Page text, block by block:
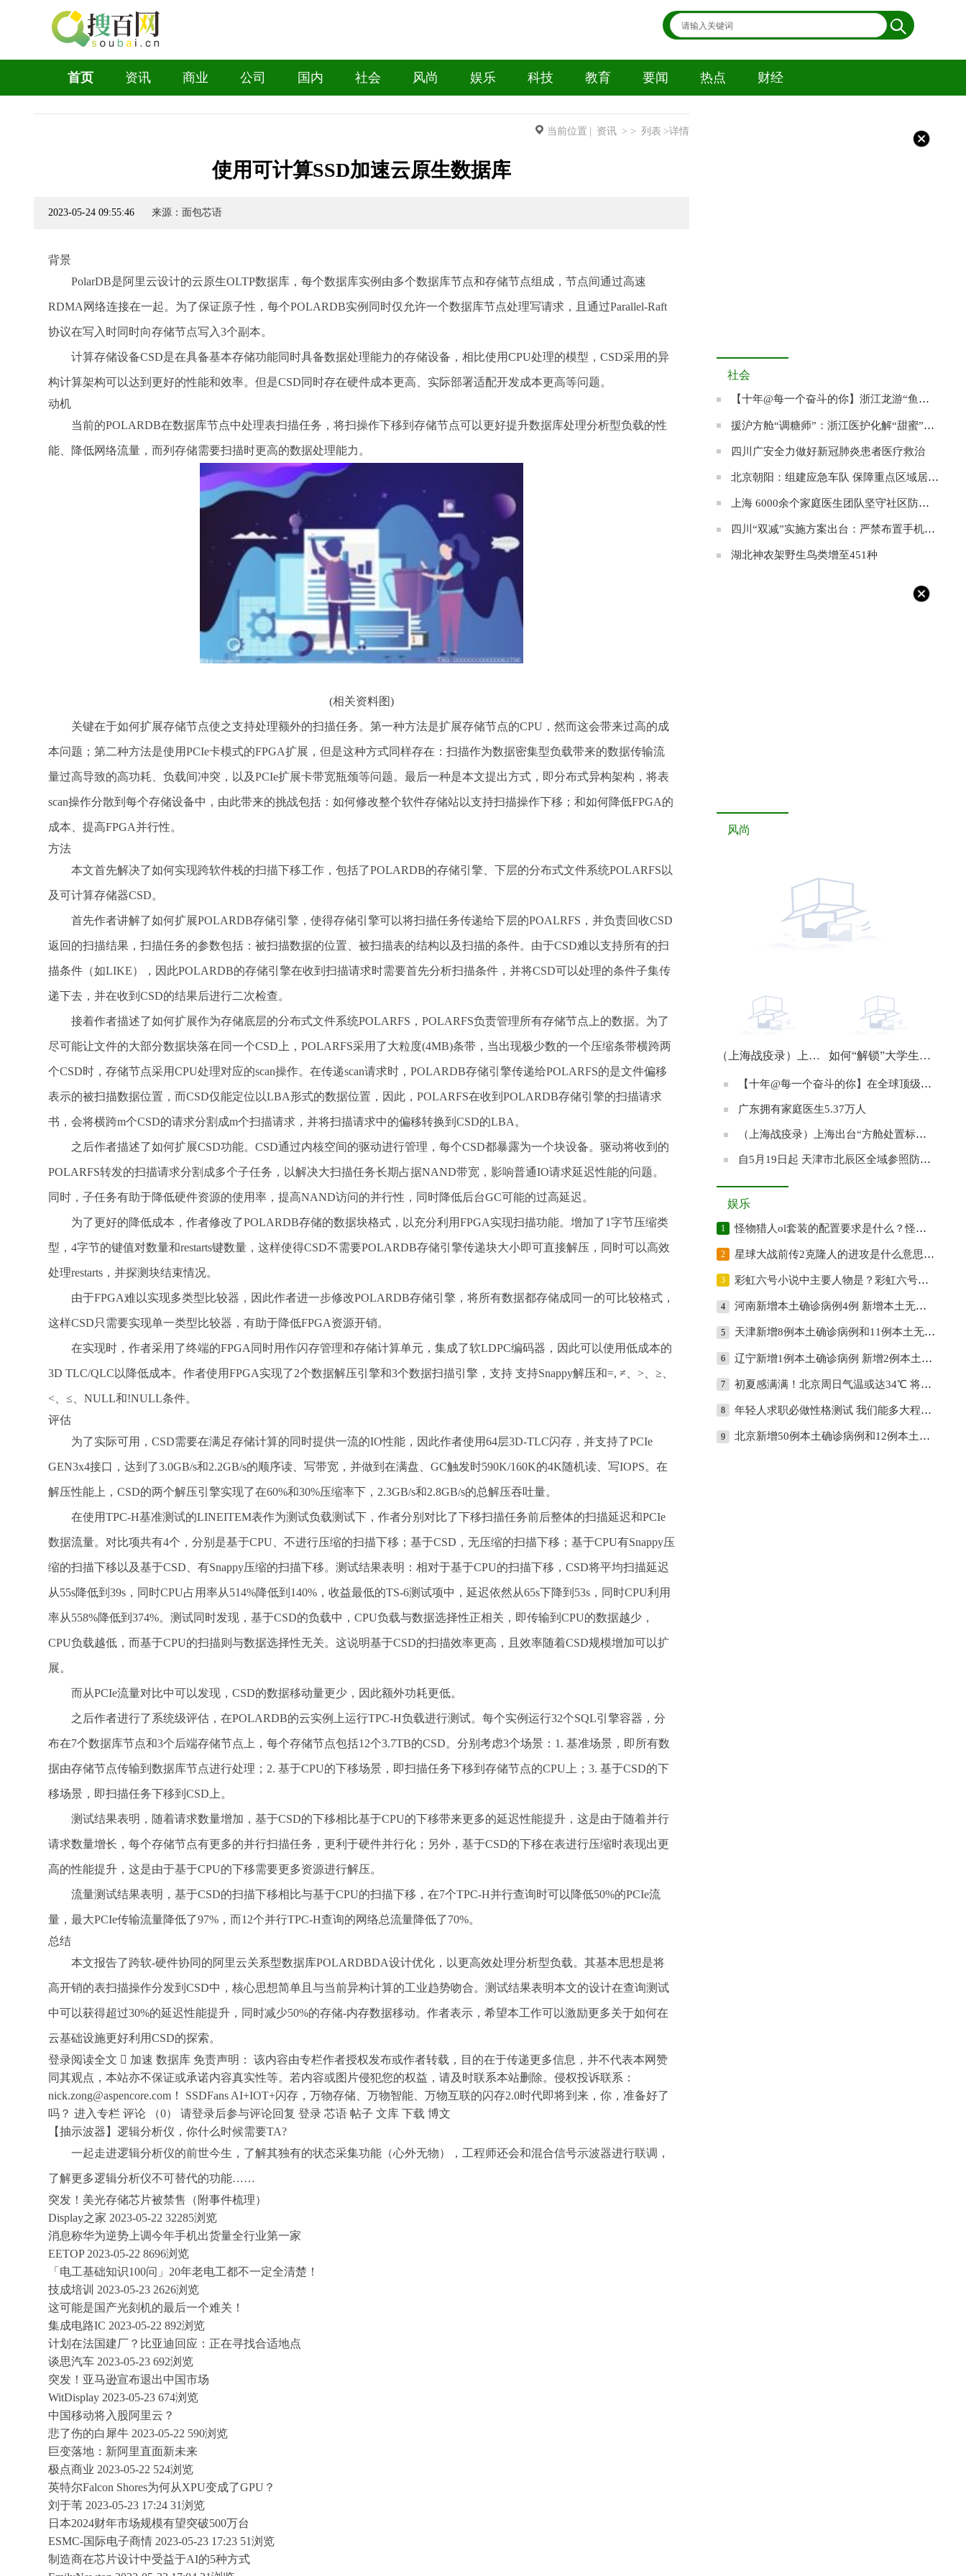
首页 资讯 商业 公司 国内 社会 风尚 娱乐 科技 教育 要闻 热点 财经
当前位置 | 资讯 > > 列表 >详情
使用可计算SSD加速云原生数据库
2023-05-24 09:55:46 来源：面包芯语
背景
PolarDB是阿里云设计的云原生OLTP数据库，每个数据库实例由多个数据库节点和存储节点组成，节点间通过高速
RDMA网络连接在一起。为了保证原子性，每个POLARDB实例同时仅允许一个数据库节点处理写请求，且通过Parallel-Raft
协议在写入时同时向存储节点写入3个副本。
计算存储设备CSD是在具备基本存储功能同时具备数据处理能力的存储设备，相比使用CPU处理的模型，CSD采用的异
构计算架构可以达到更好的性能和效率。但是CSD同时存在硬件成本更高、实际部署适配开发成本更高等问题。
动机
当前的POLARDB在数据库节点中处理表扫描任务，将扫操作下移到存储节点可以更好提升数据库处理分析型负载的性
能、降低网络流量，而列存储需要扫描时更高的数据处理能力。
(相关资料图)
关键在于如何扩展存储节点使之支持处理额外的扫描任务。第一种方法是扩展存储节点的CPU，然而这会带来过高的成
本问题；第二种方法是使用PCIe卡模式的FPGA扩展，但是这种方式同样存在：扫描作为数据密集型负载带来的数据传输流
量过高导致的高功耗、负载间冲突，以及PCIe扩展卡带宽瓶颈等问题。最后一种是本文提出方式，即分布式异构架构，将表
scan操作分散到每个存储设备中，由此带来的挑战包括：如何修改整个软件存储站以支持扫描操作下移；和如何降低FPGA的
成本、提高FPGA并行性。
方法
本文首先解决了如何实现跨软件栈的扫描下移工作，包括了POLARDB的存储引擎、下层的分布式文件系统POLARFS以
及可计算存储器CSD。
首先作者讲解了如何扩展POLARDB存储引擎，使得存储引擎可以将扫描任务传递给下层的POALRFS，并负责回收CSD
返回的扫描结果，扫描任务的参数包括：被扫描数据的位置、被扫描表的结构以及扫描的条件。由于CSD难以支持所有的扫
描条件（如LIKE），因此POLARDB的存储引擎在收到扫描请求时需要首先分析扫描条件，并将CSD可以处理的条件子集传
递下去，并在收到CSD的结果后进行二次检查。
接着作者描述了如何扩展作为存储底层的分布式文件系统POLARFS，POLARFS负责管理所有存储节点上的数据。为了
尽可能让文件的大部分数据块落在同一个CSD上，POLARFS采用了大粒度(4MB)条带，当出现极少数的一个压缩条带横跨两
个CSD时，存储节点采用CPU处理对应的scan操作。在传递scan请求时，POLARDB存储引擎传递给POLARFS的是文件偏移
表示的被扫描数据位置，而CSD仅能定位以LBA形式的数据位置，因此，POLARFS在收到POLARDB存储引擎的扫描请求
书，会将横跨m个CSD的请求分割成m个扫描请求，并将扫描请求中的偏移转换到CSD的LBA。
之后作者描述了如何扩展CSD功能。CSD通过内核空间的驱动进行管理，每个CSD都暴露为一个块设备。驱动将收到的
POLARFS转发的扫描请求分割成多个子任务，以解决大扫描任务长期占据NAND带宽，影响普通IO请求延迟性能的问题。
同时，子任务有助于降低硬件资源的使用率，提高NAND访问的并行性，同时降低后台GC可能的过高延迟。
为了更好的降低成本，作者修改了POLARDB存储的数据块格式，以充分利用FPGA实现扫描功能。增加了1字节压缩类
型，4字节的键值对数量和restarts键数量，这样使得CSD不需要POLARDB存储引擎传递块大小即可直接解压，同时可以高效
处理restarts，并探测块结束情况。
由于FPGA难以实现多类型比较器，因此作者进一步修改POLARDB存储引擎，将所有数据都存储成同一的可比较格式，
这样CSD只需要实现单一类型比较器，有助于降低FPGA资源开销。
在实现时，作者采用了终端的FPGA同时用作闪存管理和存储计算单元，集成了软LDPC编码器，因此可以使用低成本的
3D TLC/QLC以降低成本。作者使用FPGA实现了2个数据解压引擎和3个数据扫描引擎，支持 支持Snappy解压和=, ≠、>、≥、
<、≤、NULL和!NULL条件。
评估
为了实际可用，CSD需要在满足存储计算的同时提供一流的IO性能，因此作者使用64层3D-TLC闪存，并支持了PCIe
GEN3x4接口，达到了3.0GB/s和2.2GB/s的顺序读、写带宽，并做到在满盘、GC触发时590K/160K的4K随机读、写IOPS。在
解压性能上，CSD的两个解压引擎实现了在60%和30%压缩率下，2.3GB/s和2.8GB/s的总解压吞吐量。
在使用TPC-H基准测试的LINEITEM表作为测试负载测试下，作者分别对比了下移扫描任务前后整体的扫描延迟和PCIe
数据流量。对比项共有4个，分别是基于CPU、不进行压缩的扫描下移；基于CSD，无压缩的扫描下移；基于CPU有Snappy压
缩的扫描下移以及基于CSD、有Snappy压缩的扫描下移。测试结果表明：相对于基于CPU的扫描下移，CSD将平均扫描延迟
从55s降低到39s，同时CPU占用率从514%降低到140%，收益最低的TS-6测试项中，延迟依然从65s下降到53s，同时CPU利用
率从558%降低到374%。测试同时发现，基于CSD的负载中，CPU负载与数据选择性正相关，即传输到CPU的数据越少，
CPU负载越低，而基于CPU的扫描则与数据选择性无关。这说明基于CSD的扫描效率更高，且效率随着CSD规模增加可以扩
展。
而从PCIe流量对比中可以发现，CSD的数据移动量更少，因此额外功耗更低。
之后作者进行了系统级评估，在POLARDB的云实例上运行TPC-H负载进行测试。每个实例运行32个SQL引擎容器，分
布在7个数据库节点和3个后端存储节点上，每个存储节点包括12个3.7TB的CSD。分别考虑3个场景：1. 基准场景，即所有数
据由存储节点传输到数据库节点进行处理；2. 基于CPU的下移场景，即扫描任务下移到存储节点的CPU上；3. 基于CSD的下
移场景，即扫描任务下移到CSD上。
测试结果表明，随着请求数量增加，基于CSD的下移相比基于CPU的下移带来更多的延迟性能提升，这是由于随着并行
请求数量增长，每个存储节点有更多的并行扫描任务，更利于硬件并行化；另外，基于CSD的下移在表进行压缩时表现出更
高的性能提升，这是由于基于CPU的下移需要更多资源进行解压。
流量测试结果表明，基于CSD的扫描下移相比与基于CPU的扫描下移，在7个TPC-H并行查询时可以降低50%的PCIe流
量，最大PCIe传输流量降低了97%，而12个并行TPC-H查询的网络总流量降低了70%。
总结
本文报告了跨软-硬件协同的阿里云关系型数据库POLARDBDA设计优化，以更高效处理分析型负载。其基本思想是将
高开销的表扫描操作分发到CSD中，核心思想简单且与当前异构计算的工业趋势吻合。测试结果表明本文的设计在查询测试
中可以获得超过30%的延迟性能提升，同时减少50%的存储-内存数据移动。作者表示，希望本工作可以激励更多关于如何在
云基础设施更好利用CSD的探索。
登录阅读全文  加速 数据库 免责声明： 该内容由专栏作者授权发布或作者转载，目的在于传递更多信息，并不代表本网赞
同其观点，本站亦不保证或承诺内容真实性等。若内容或图片侵犯您的权益，请及时联系本站删除。侵权投诉联系：
nick.zong@aspencore.com！ SSDFans AI+IOT+闪存，万物存储、万物智能、万物互联的闪存2.0时代即将到来，你，准备好了
吗？ 进入专栏 评论 （0） 请登录后参与评论回复 登录 芯语 帖子 文库 下载 博文
【抽示波器】逻辑分析仪，你什么时候需要TA?
一起走进逻辑分析仪的前世今生，了解其独有的状态采集功能（心外无物），工程师还会和混合信号示波器进行联调，
了解更多逻辑分析仪不可替代的功能……
突发！美光存储芯片被禁售（附事件梳理）
Display之家 2023-05-22 32285浏览
消息称华为逆势上调今年手机出货量全行业第一家
EETOP 2023-05-22 8696浏览
「电工基础知识100问」20年老电工都不一定全清楚！
技成培训 2023-05-23 2626浏览
这可能是国产光刻机的最后一个难关！
集成电路IC 2023-05-22 892浏览
计划在法国建厂？比亚迪回应：正在寻找合适地点
谈思汽车 2023-05-23 692浏览
突发！亚马逊宣布退出中国市场
WitDisplay 2023-05-23 674浏览
中国移动将入股阿里云？
悲了伤的白犀牛 2023-05-22 590浏览
巨变落地：新阿里直面新未来
极点商业 2023-05-22 524浏览
英特尔Falcon Shores为何从XPU变成了GPU？
刘于苇 2023-05-23 17:24 31浏览
日本2024财年市场规模有望突破500万台
ESMC-国际电子商情 2023-05-23 17:23 51浏览
制造商在芯片设计中受益于AI的5种方式
社会
【十年@每一个奋斗的你】浙江龙游“鱼王”张双其：愿为农村养出一条“共富鱼”
援沪方舱“调糖师”：浙江医护化解“甜蜜”的烦恼
四川广安全力做好新冠肺炎患者医疗救治
北京朝阳：组建应急车队 保障重点区域居民就医
上海 6000余个家庭医生团队坚守社区防控阵地
四川“双减”实施方案出台：严禁布置手机打卡作业
湖北神农架野生鸟类增至451种
风尚
（上海战疫录）上海共享单车运力回暖 公共交通有望从22日起逐步恢复 如何“解锁”大学生进工厂？
【十年@每一个奋斗的你】在全球顶级精算比赛夺冠的南开姑娘：始终满怀期待地前行
广东拥有家庭医生5.37万人
（上海战疫录）上海出台“方舱处置标准” 努力实现循环利用、资源再生、安全处置
自5月19日起 天津市北辰区全域参照防范区管理
娱乐
1 怪物猎人ol套装的配置要求是什么？怪物猎人的原名是什么？
2 星球大战前传2克隆人的进攻是什么意思？星球大战前传2的故事梗概是?
3 彩虹六号小说中主要人物是？彩虹六号游戏故事题材改编自小说吗？
4 河南新增本土确诊病例4例 新增本土无症状感染者24例
5 天津新增8例本土确诊病例和11例本土无症状感染者
6 辽宁新增1例本土确诊病例 新增2例本土无症状感染者
7 初夏感满满！北京周日气温或达34℃ 将创今年来新高
8 年轻人求职必做性格测试 我们能多大程度相信MBTI？
9 北京新增50例本土确诊病例和12例本土无症状感染者